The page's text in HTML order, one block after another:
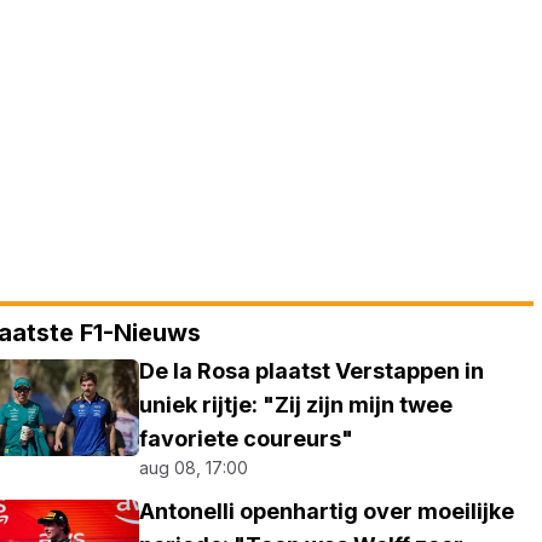
F1-Nieuws
De la Rosa plaatst Verstappen in
uniek rijtje: "Zij zijn mijn twee
favoriete coureurs"
aug 08, 17:00
Antonelli openhartig over moeilijke